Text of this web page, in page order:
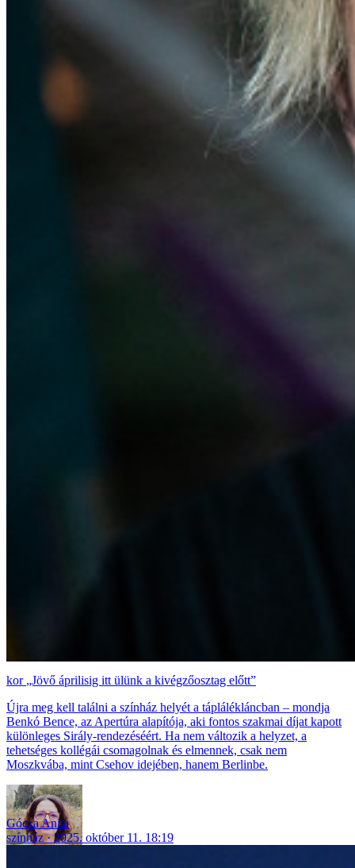
„Jövő áprilisig itt ülünk a kivégzőosztag előtt”
Újra meg kell találni a színház helyét a táplálékláncban – mondja
Benkó Bence, az Apertúra alapítója, aki fontos szakmai díjat kapott
különleges Sirály-rendezéséért. Ha nem változik a helyzet, a
tehetséges kollégái csomagolnak és elmennek, csak nem
Moszkvába, mint Csehov idejében, hanem Berlinbe.
Gócza Anita
színház
2025. október 11. 18:19